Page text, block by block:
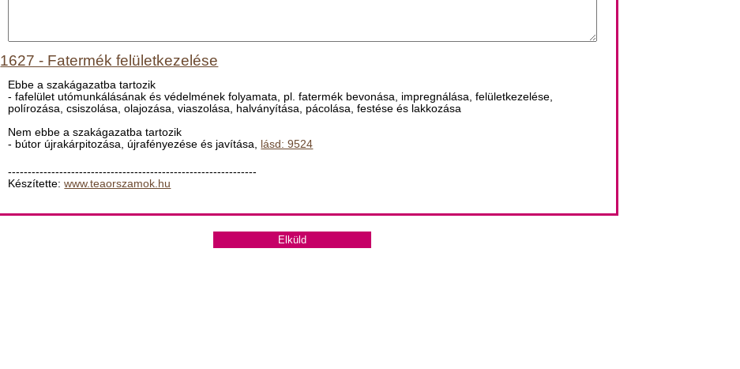
1627 - Fatermék felületkezelése
Ebbe a szakágazatba tartozik
- fafelület utómunkálásának és védelmének folyamata, pl. fatermék bevonása, impregnálása, felületkezelése,
polírozása, csiszolása, olajozása, viaszolása, halványítása, pácolása, festése és lakkozása
Nem ebbe a szakágazatba tartozik
- bútor újrakárpitozása, újrafényezése és javítása, lásd: 9524
---------------------------------------------------------------
Készítette:www.teaorszamok.hu